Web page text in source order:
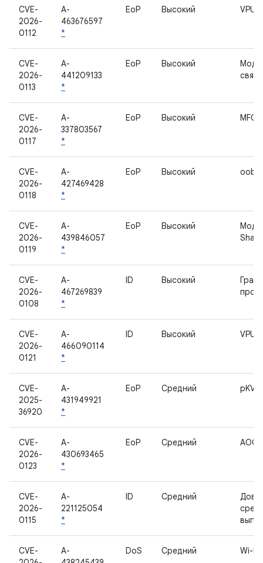
CVE-
2026-
0112
A-
463676597
*
EoP Высокий VPU
CVE-
2026-
0113
A-
441209133
*
EoP Высокий
связи
CVE-
2026-
0117
A-
337803567
*
EoP Высокий MFC
CVE-
2026-
0118
A-
427469428
*
EoP Высокий
CVE-
2026-
0119
A-
439846057
*
EoP Высокий
CVE-
2026-
0108
A-
467269839
*
ID Высокий
CVE-
2026-
0121
A-
466090114
*
ID Высокий VPU
CVE-
2025-
36920
A-
431949921
*
EoP Средний pKVM
CVE-
2026-
0123
A-
430693465
*
EoP Средний AOC
CVE-
2026-
0115
A-
221125054
*
ID Средний
CVE-
A-
DoS Средний Wi-Fi